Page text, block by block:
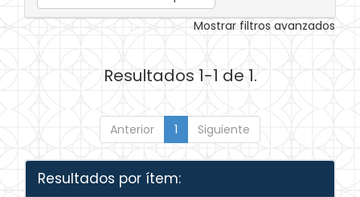
Mostrar filtros avanzados
Resultados 1-1 de 1.
Anterior 1 Siguiente
Resultados por ítem: